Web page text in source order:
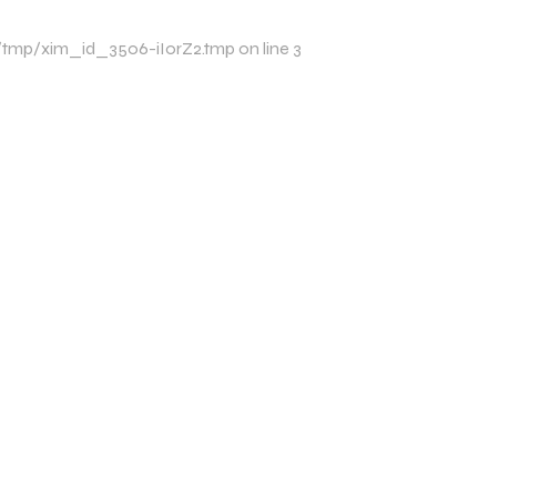
tmp/xim_id_3506-iIorZ2.tmp on line 3